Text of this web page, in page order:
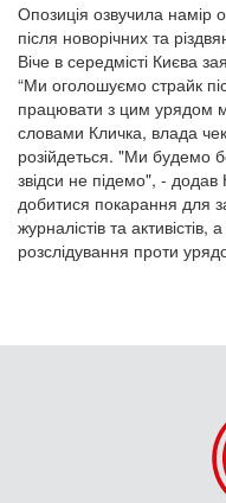
Опозиція озвучила намір
після новорічних та
Віче в середмісті Києва
“Ми оголошуємо страйк
працювати з цим урядом
словами Кличка, влада
розійдеться. "Ми будемо
звідси не підемо", -
добитися покарання для
журналістів та
розслідування проти